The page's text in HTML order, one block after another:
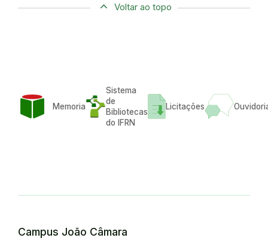
Voltar ao topo
Memoria
Sistema
de
Bibliotecas
do IFRN
Licitações
Campus João Câmara